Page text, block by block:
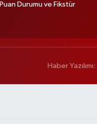
Puan Durumu ve Fikstür
Haber Yazılımı: